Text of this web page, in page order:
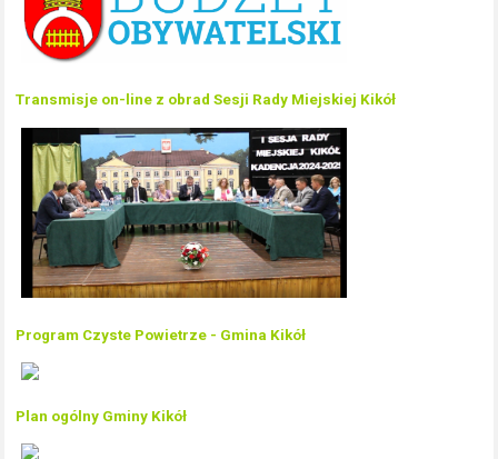
Transmisje on-line z obrad Sesji Rady Miejskiej Kikół
Program Czyste Powietrze - Gmina Kikół
Plan ogólny Gminy Kikół